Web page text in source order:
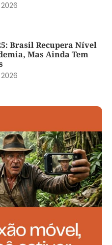
Brasil Recupera Nível
Mas Ainda Tem